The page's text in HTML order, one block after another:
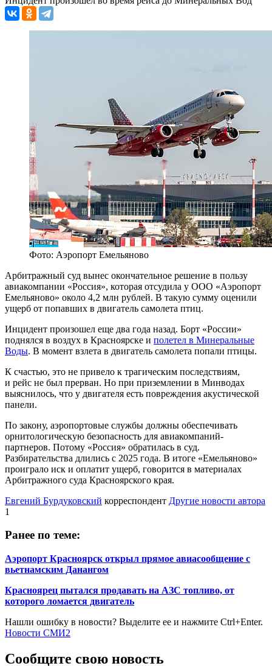
Фото: Аэропорт Емельяново
Арбитражный суд вынес окончательное решение в пользу
авиакомпании «Россия», которая отсудила у ООО «Аэропорт
Емельяново» около 4,2 млн рублей. В такую сумму оценили
ущерб от попавших в двигатель самолета птиц.
Инцидент произошел еще два года назад. Борт «России»
поднялся в воздух в Красноярске и полетел в Минеральные
Воды. В момент взлета в двигатель самолета попали птицы.
К счастью, это не привело к трагическим последствиям,
и рейс не был прерван. Но при приземлении в Минводах
выяснилось, что у двигателя есть повреждения акустической
панели.
По закону, аэропортовые службы должны обеспечивать
орнитологическую безопасность для авиакомпаний-
партнеров. Потому «Россия» обратилась в суд.
Разбирательства длились с 2025 года. В итоге «Емельяново»
проиграло иск и оплатит ущерб, говорится в материалах
Арбитражного суда Красноярского края.
Евгений Бурдуковский корреспондент Другие новости автора
1
Ранее по теме:
Аэропорт Красноярск открыл прямое авиасообщение с
вьетнамским Данангом
Красноярец пытался продавать на АЗС топливо, от
которого ломается двигатель
Нашли ошибку в новости? Выделите ее и нажмите Ctrl+Enter.
Новости СМИ2
Сообщите свою новость